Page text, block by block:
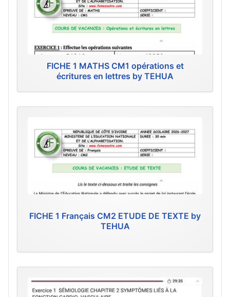
FICHE 1 MATHS CM1 opérations et
écritures en lettres by TEHUA
FICHE 1 Français CM2 ETUDE DE TEXTE by
TEHUA